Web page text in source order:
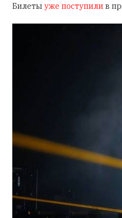
Билеты уже поступили в